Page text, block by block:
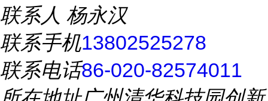
联系人 杨永汉
联系手机13802525278
联系电话86-020-82574011